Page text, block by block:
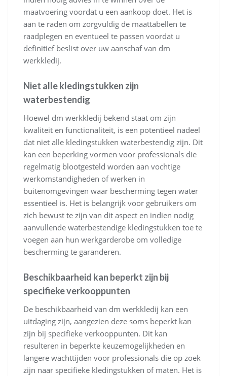
maatvoering voordat u een aankoop doet. Het is
aan te raden om zorgvuldig de maattabellen te
raadplegen en eventueel te passen voordat u
definitief beslist over uw aanschaf van dm
werkkledij.
Niet alle kledingstukken zijn
waterbestendig
Hoewel dm werkkledij bekend staat om zijn
kwaliteit en functionaliteit, is een potentieel nadeel
dat niet alle kledingstukken waterbestendig zijn. Dit
kan een beperking vormen voor professionals die
regelmatig blootgesteld worden aan vochtige
werkomstandigheden of werken in
buitenomgevingen waar bescherming tegen water
essentieel is. Het is belangrijk voor gebruikers om
zich bewust te zijn van dit aspect en indien nodig
aanvullende waterbestendige kledingstukken toe te
voegen aan hun werkgarderobe om volledige
bescherming te garanderen.
Beschikbaarheid kan beperkt zijn bij
specifieke verkooppunten
De beschikbaarheid van dm werkkledij kan een
uitdaging zijn, aangezien deze soms beperkt kan
zijn bij specifieke verkooppunten. Dit kan
resulteren in beperkte keuzemogelijkheden en
langere wachttijden voor professionals die op zoek
zijn naar specifieke kledingstukken of maten. Het is